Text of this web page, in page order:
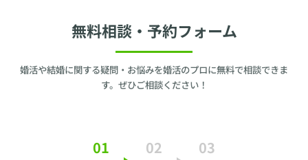
無料相談・予約フォーム
婚活や結婚に関する疑問・お悩みを婚活のプロに無料で相談できま
す。ぜひご相談ください！
01 02 03